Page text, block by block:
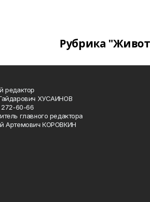
Рубрика
редактор
ХУСАИНОВ
60-66
главного редактора
Артемович КОРОВКИН